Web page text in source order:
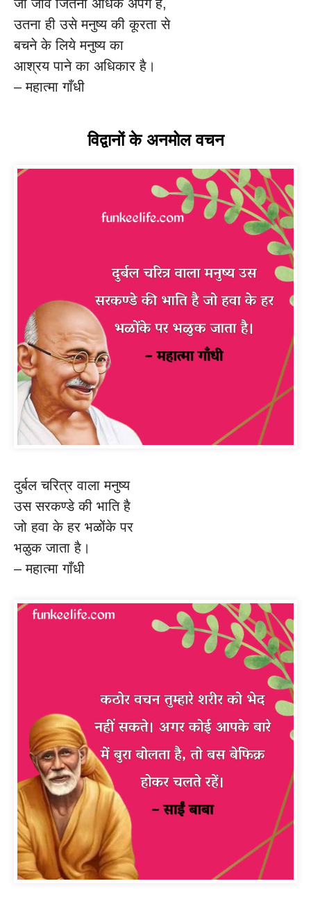
जो जीव जितना अधिक अपग है,
उतना ही उसे मनुष्य की कूरता से
बचने के लिये मनुष्य का
आश्रय पाने का अधिकार है।
– महात्मा गाँधी
विद्वानों के अनमोल वचन
दुर्बल चरित्र वाला मनुष्य
उस सरकण्डे की भाति है
जो हवा के हर भळोंके पर
भळुक जाता है।
– महात्मा गाँधी